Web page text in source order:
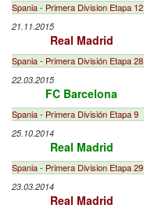
Spania - Primera Division Etapa 12
21.11.2015
Real Madrid
Spania - Primera División Etapa 28
22.03.2015
FC Barcelona
Spania - Primera División Etapa 9
25.10.2014
Real Madrid
Spania - Primera Division Etapa 29
23.03.2014
Real Madrid